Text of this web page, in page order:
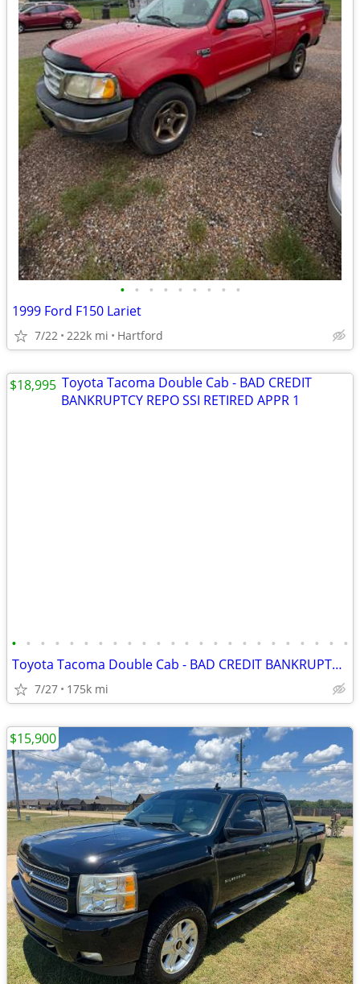
• • • • • • • • •
1999 Ford F150 Lariet
7/22 222k mi Hartford
• • • • • • • • • • • • • • • • • • • • • • • •
Toyota Tacoma Double Cab - BAD CREDIT BANKRUPTCY REPO SSI RETIRED APPR
7/27 175k mi
$18,995
$15,900